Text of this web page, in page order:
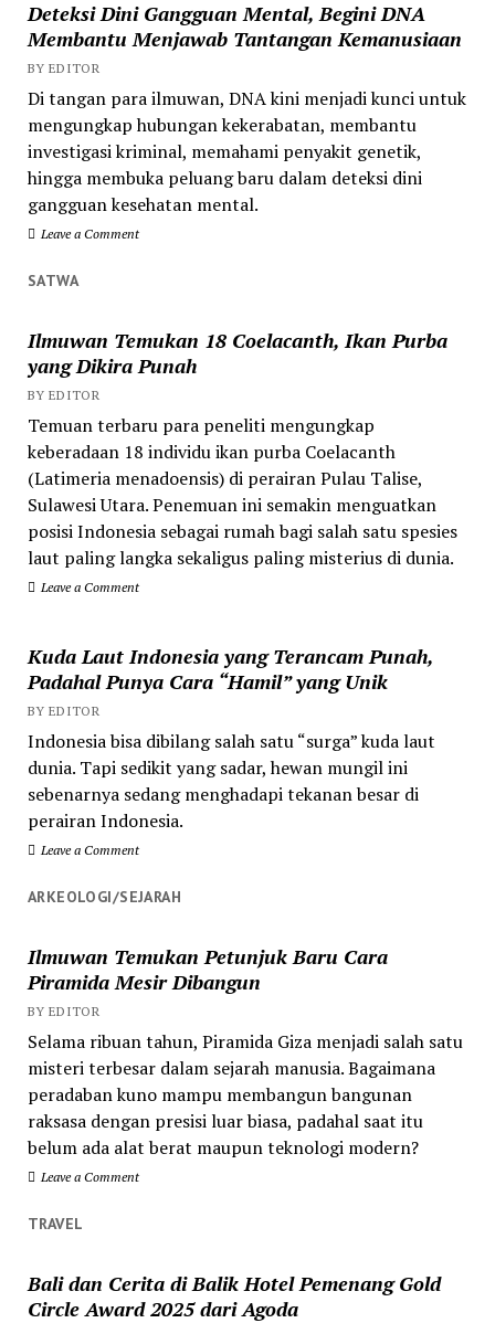
Deteksi Dini Gangguan Mental, Begini DNA
Membantu Menjawab Tantangan Kemanusiaan
BY EDITOR
Di tangan para ilmuwan, DNA kini menjadi kunci untuk
mengungkap hubungan kekerabatan, membantu
investigasi kriminal, memahami penyakit genetik,
hingga membuka peluang baru dalam deteksi dini
gangguan kesehatan mental.
Leave a Comment
SATWA
Ilmuwan Temukan 18 Coelacanth, Ikan Purba
yang Dikira Punah
BY EDITOR
Temuan terbaru para peneliti mengungkap
keberadaan 18 individu ikan purba Coelacanth
(Latimeria menadoensis) di perairan Pulau Talise,
Sulawesi Utara. Penemuan ini semakin menguatkan
posisi Indonesia sebagai rumah bagi salah satu spesies
laut paling langka sekaligus paling misterius di dunia.
Leave a Comment
Kuda Laut Indonesia yang Terancam Punah,
Padahal Punya Cara “Hamil” yang Unik
BY EDITOR
Indonesia bisa dibilang salah satu “surga” kuda laut
dunia. Tapi sedikit yang sadar, hewan mungil ini
sebenarnya sedang menghadapi tekanan besar di
perairan Indonesia.
Leave a Comment
ARKEOLOGI/SEJARAH
Ilmuwan Temukan Petunjuk Baru Cara
Piramida Mesir Dibangun
BY EDITOR
Selama ribuan tahun, Piramida Giza menjadi salah satu
misteri terbesar dalam sejarah manusia. Bagaimana
peradaban kuno mampu membangun bangunan
raksasa dengan presisi luar biasa, padahal saat itu
belum ada alat berat maupun teknologi modern?
Leave a Comment
TRAVEL
Bali dan Cerita di Balik Hotel Pemenang Gold
Circle Award 2025 dari Agoda